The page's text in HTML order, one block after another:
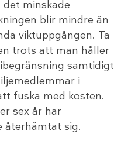
minskade
blir mindre än
viktuppgången. Ta
trots att man håller
samtidigt
i
fuska med kosten.
sex år har
återhämtat sig.